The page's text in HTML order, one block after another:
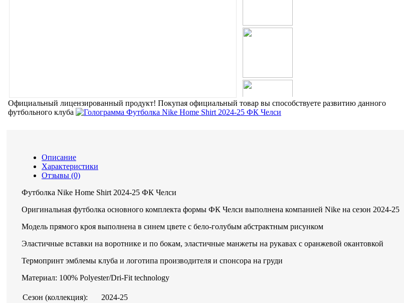
Официальный лицензированный продукт! Покупая официальный товар вы способствуете развитию данного
футбольного клуба
Описание
Характеристики
Отзывы (0)
Футболка Nike Home Shirt 2024-25 ФК Челси
Оригинальная футболка основного комплекта формы ФК Челси выполнена компанией Nike на сезон 2024-25
Модель прямого кроя выполнена в синем цвете с бело-голубым абстрактным рисунком
Эластичные вставки на воротнике и по бокам, эластичные манжеты на рукавах с оранжевой окантовкой
Термопринт эмблемы клуба и логотипа производителя и спонсора на груди
Материал: 100% Polyester/Dri-Fit technology
Сезон (коллекция):
2024-25